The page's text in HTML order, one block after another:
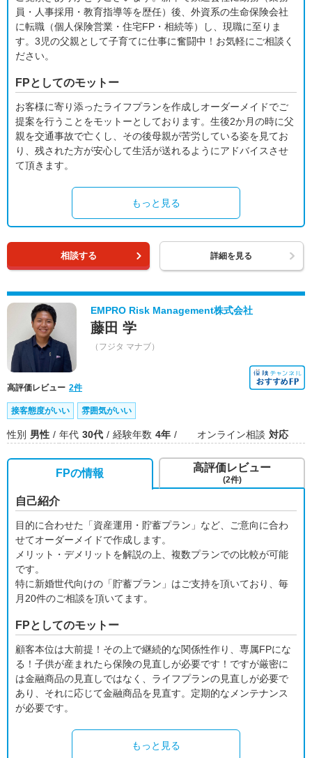
員・人事採用・教育指導等を歴任）後、外資系の生命保険会社
に転職（個人保険営業・住宅FP・相続等）し、現職に至りま
す。3児の父親として子育てに仕事に奮闘中！お気軽にご相談く
ださい。
FPとしてのモットー
お客様に寄り添ったライフプランを作成しオーダーメイドでご
提案を行うことをモットーとしております。生後2か月の時に父
親を交通事故で亡くし、その後母親が苦労している姿を見てお
り、残された方が安心して生活が送れるようにアドバイスさせ
て頂きます。
もっと見る
相談する 詳細を見る
EMPRO Risk Management株式会社
藤田 学
（フジタ マナブ）
高評価レビュー 2件
接客態度がいい 雰囲気がいい
性別 男性 年代 30代 経験年数 4年 オンライン相談 対応
FPの情報
自己紹介
目的に合わせた「資産運用・貯蓄プラン」など、ご意向に合わ
せてオーダーメイドで作成します。
メリット・デメリットを解説の上、複数プランでの比較が可能
です。
特に新婚世代向けの「貯蓄プラン」はご支持を頂いており、毎
月20件のご相談を頂いてます。
FPとしてのモットー
顧客本位は大前提！その上で継続的な関係性作り、専属FPにな
る！子供が産まれたら保険の見直しが必要です！ですが厳密に
は金融商品の見直しではなく、ライフプランの見直しが必要で
あり、それに応じて金融商品を見直す。定期的なメンテナンス
が必要です。
もっと見る
高評価レビュー
(2件)